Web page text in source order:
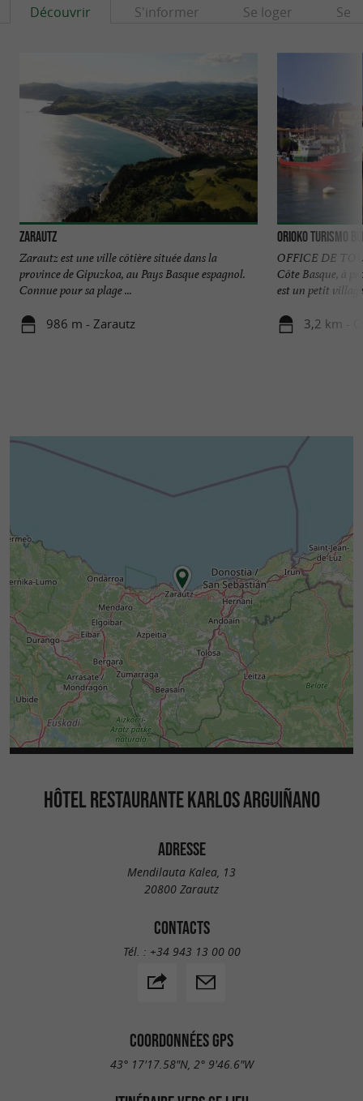
Découvrir S'informer Se loger Se
Zarautz
Zarautz est une ville côtière située dans la
province de Gipuzkoa, au Pays Basque espagnol.
Connue pour sa plage ...
986 m - Zarautz
Orioko Turismo
OFFICE DE
Côte Basque, à
est un petit
3,2 km -
HÔTEL RESTAURANTE KARLOS ARGUIÑANO
ADRESSE
Mendilauta Kalea, 13
20800 Zarautz
CONTACTS
Tél. : +34 943 13 00 00
COORDONNÉES GPS
43° 17'17.58"N, 2° 9'46.6"W